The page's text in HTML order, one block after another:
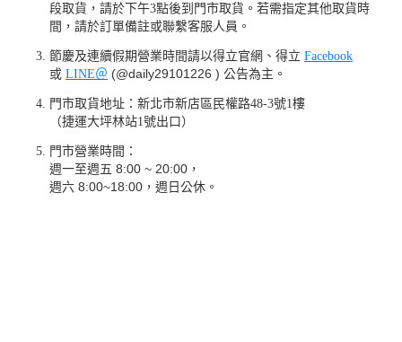
段取貨，請於下午3點後到門市取貨。若需指定其他取貨時
間，請於訂單備註或聯繫客服人員。
節慶及連續假期營業時間請以得立官網、得立 Facebook
或 LINE＠ (@daily29101226 ) 公告為主。
門市取貨地址：新北市新店區民權路48-3號1樓
（捷運大坪林站1號出口）
門市營業時間：
週一至週五 8:00 ~ 20:00 ，
週六 8:00~18:00 ，週日公休。